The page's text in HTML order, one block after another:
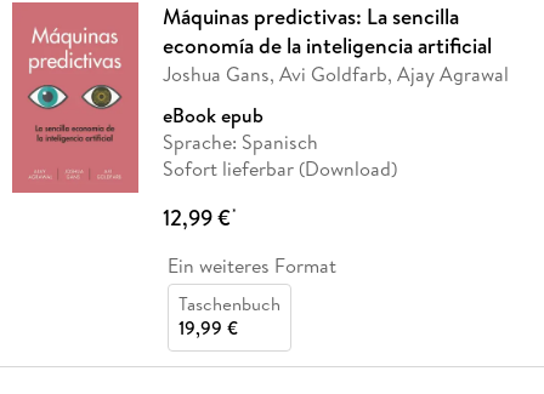
Máquinas predictivas: La sencilla
economía de la inteligencia artificial
Joshua Gans, Avi Goldfarb, Ajay Agrawal
eBook epub
Sprache: Spanisch
Sofort lieferbar (Download)
12,99 €*
Ein weiteres Format
Taschenbuch
19,99 €